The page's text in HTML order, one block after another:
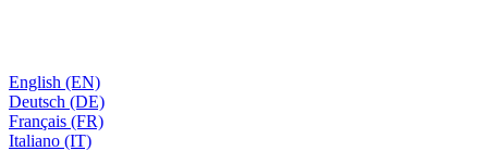
English (EN)
Deutsch (DE)
Français (FR)
Italiano (IT)